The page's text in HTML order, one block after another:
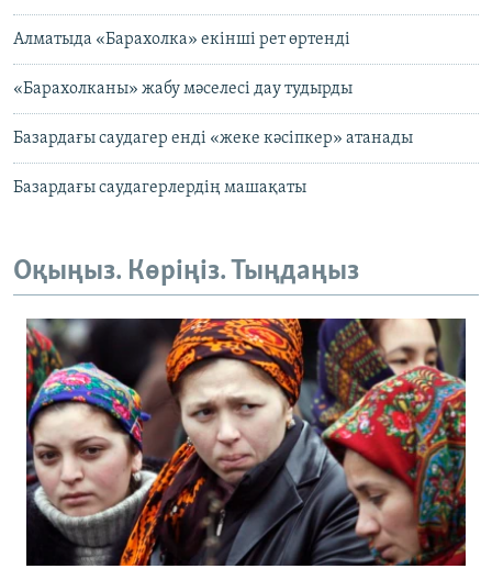
Алматыда «Барахолка» екінші рет өртенді
«Барахолканы» жабу мәселесі дау тудырды
Базардағы саудагер енді «жеке кәсіпкер» атанады
Базардағы саудагерлердің машақаты
Оқыңыз. Көріңіз. Тыңдаңыз